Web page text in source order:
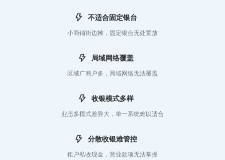
不适合固定银台
小商铺街边摊，固定银台无处置放
局域网络覆盖
区域广商户多，局域网络无法覆盖
收银模式多样
业态多模式差异大，单一系统难以适合
分散收银难管控
租户私收现金，营业款项无法掌握